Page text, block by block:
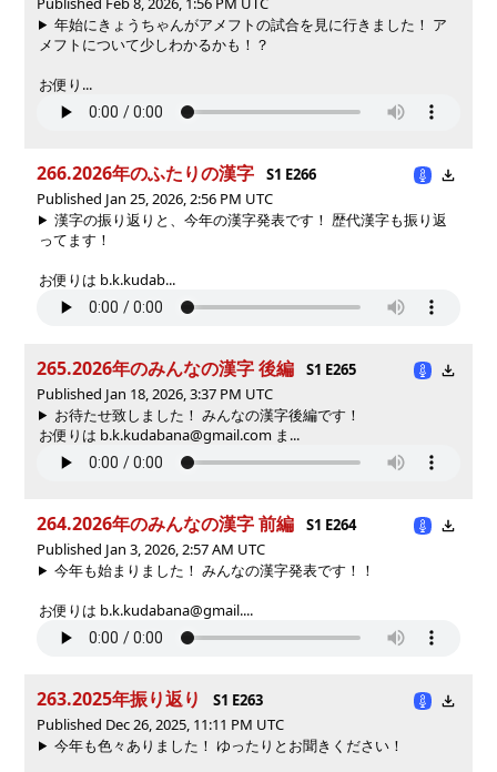
年始にきょうちゃんがアメフトの試合を見に行きました！ ア
メフトについて少しわかるかも！？
お便り...
266.2026年のふたりの漢字
S1 E266
Published Jan 25, 2026, 2:56 PM UTC
漢字の振り返りと、今年の漢字発表です！ 歴代漢字も振り返
ってます！
お便りは b.k.kudab...
265.2026年のみんなの漢字 後編
S1 E265
Published Jan 18, 2026, 3:37 PM UTC
お待たせ致しました！ みんなの漢字後編です！
お便りは b.k.kudabana@gmail.com ま...
264.2026年のみんなの漢字 前編
S1 E264
Published Jan 3, 2026, 2:57 AM UTC
今年も始まりました！ みんなの漢字発表です！！
お便りは b.k.kudabana@gmail....
263.2025年振り返り
S1 E263
Published Dec 26, 2025, 11:11 PM UTC
今年も色々ありました！ ゆったりとお聞きください！